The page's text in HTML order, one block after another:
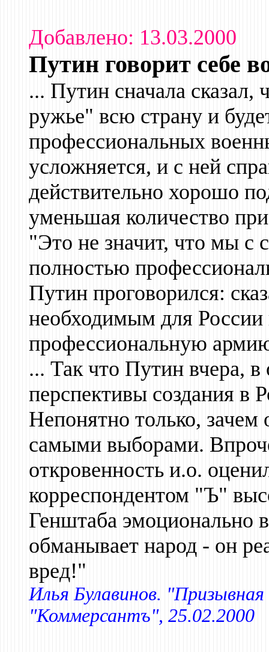
Добавлено: 13.03.2000
Путин говорит себе
... Путин сначала сказал,
ружье" всю страну и
профессиональных
усложняется, и с ней
действительно хорошо
уменьшая количество
"Это не значит, что мы с
полностью
Путин проговорился:
необходимым для
профессиональную
... Так что Путин вчера,
перспективы создания в
Непонятно только, зачем
самыми выборами.
откровенность и.о.
корреспондентом "Ъ"
Генштаба эмоционально
обманывает народ - он
вред!"
Илья Булавинов.
"Коммерсантъ", 25.02.2000